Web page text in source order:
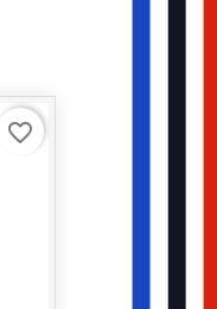
favorite_border